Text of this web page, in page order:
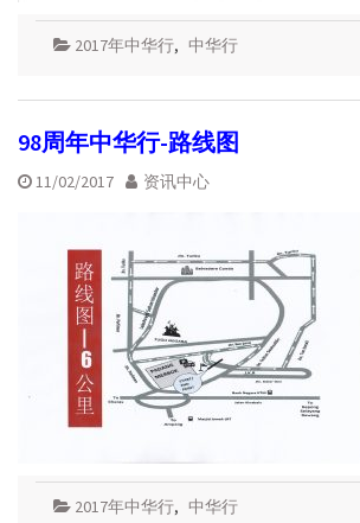
2017年中华行, 中华行
98周年中华行-路线图
11/02/2017 资讯中心
2017年中华行, 中华行